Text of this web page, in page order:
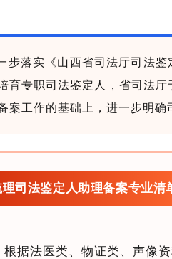
步落实《山西省司法厅司法
育专职司法鉴定人，省司法
案工作的基础上，进一步明确
司法鉴定人助理备案专业清
根据法医类、物证类、声像